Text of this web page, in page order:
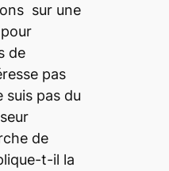
sur une
de
pas
suis pas du
de
t-il la